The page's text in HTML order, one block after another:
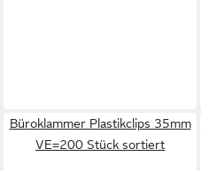
Büroklammer Plastikclips 35mm
VE=200 Stück sortiert